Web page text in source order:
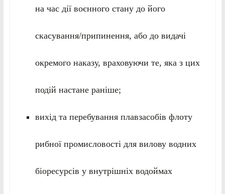
на час дії воєнного стану до його
скасування/припинення, або до видачі
окремого наказу, враховуючи те, яка з цих
подій настане раніше;
вихід та перебування плавзасобів флоту
рибної промисловості для вилову водних
біоресурсів у внутрішніх водоймах